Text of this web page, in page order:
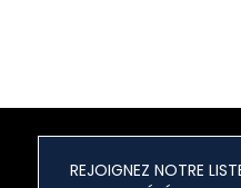
REJOIGNEZ NOTRE